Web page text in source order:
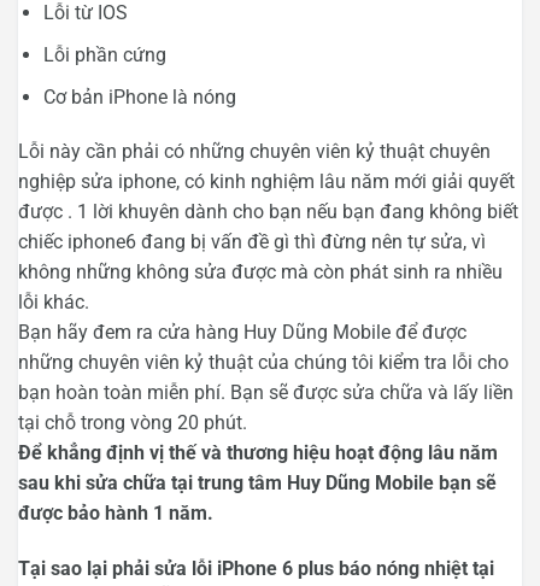
Lỗi từ IOS
Lỗi phần cứng
Cơ bản iPhone là nóng
Lỗi này cần phải có những chuyên viên kỷ thuật chuyên
nghiệp sửa iphone, có kinh nghiệm lâu năm mới giải quyết
được . 1 lời khuyên dành cho bạn nếu bạn đang không biết
chiếc iphone6 đang bị vấn đề gì thì đừng nên tự sửa, vì
không những không sửa được mà còn phát sinh ra nhiều
lỗi khác.
Bạn hãy đem ra cửa hàng Huy Dũng Mobile để được
những chuyên viên kỷ thuật của chúng tôi kiểm tra lỗi cho
bạn hoàn toàn miễn phí. Bạn sẽ được sửa chữa và lấy liền
tại chỗ trong vòng 20 phút.
Để khẳng định vị thế và thương hiệu hoạt động lâu năm
sau khi sửa chữa tại trung tâm Huy Dũng Mobile bạn sẽ
được bảo hành 1 năm.
Tại sao lại phải sửa lỗi iPhone 6 plus báo nóng nhiệt tại